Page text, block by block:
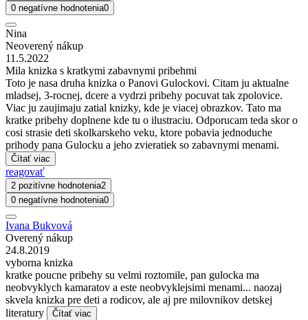
0 negatívne hodnotenia0
Nina
Neoverený nákup
11.5.2022
Mila knizka s kratkymi zabavnymi pribehmi
Toto je nasa druha knizka o Panovi Gulockovi. Citam ju aktualne
mladsej, 3-rocnej, dcere a vydrzi pribehy pocuvat tak zpolovice.
Viac ju zaujimaju zatial knizky, kde je viacej obrazkov. Tato ma
kratke pribehy doplnene kde tu o ilustraciu. Odporucam teda skor o
cosi strasie deti skolkarskeho veku, ktore pobavia jednoduche
prihody pana Gulocku a jeho zvieratiek so zabavnymi menami.
Čítať viac
reagovať
2 pozitívne hodnotenia2
0 negatívne hodnotenia0
Ivana Bukvová
Overený nákup
24.8.2019
vyborna knizka
kratke poucne pribehy su velmi roztomile, pan gulocka ma
neobvyklych kamaratov a este neobvyklejsimi menami... naozaj
skvela knizka pre deti a rodicov, ale aj pre milovnikov detskej
literatury
Čítať viac